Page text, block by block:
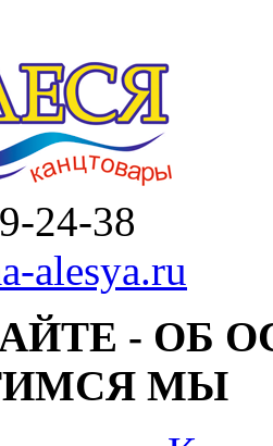
24-38
alesya.ru
- ОБ
МЫ